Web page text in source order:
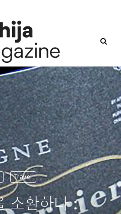
Travel
소환하다 :